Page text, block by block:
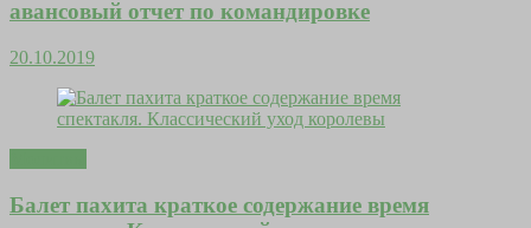
авансовый отчет по командировке
20.10.2019
Балет пахита краткое содержание время